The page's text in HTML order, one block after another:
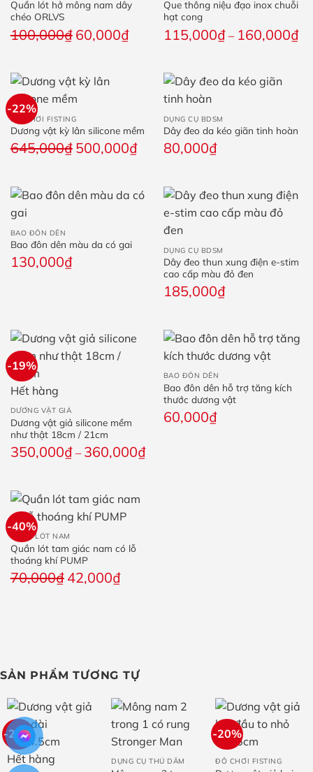
Quần lót hở mông nam dây
chéo ORLVS
100,000₫ Giá
100,000₫.
60,000₫Giá
60,000₫.
Que thông niệu đạo inox chuỗi
hạt cong
115,000₫ – 160,000₫
-22%
ĐỒ CHƠI FISTING
Dương vật kỳ lân silicone mềm
645,000₫ Giá
645,000₫.
500,000₫Giá
là:
500,000₫.
DỤNG CỤ BDSM
Dây đeo da kéo giãn tinh hoàn
80,000₫
BAO ĐÔN DÊN
Bao đôn dên màu da có gai
130,000₫
DỤNG CỤ BDSM
Dây đeo thun xung điện e-stim
cao cấp màu đỏ đen
185,000₫
-19%
Hết hàng
DƯƠNG VẬT GIẢ
Dương vật giả silicone mềm
như thật 18cm / 21cm
350,000₫ – 360,000₫Khoảng
BAO ĐÔN DÊN
Bao đôn dên hỗ trợ tăng kích
thước dương vật
60,000₫
-40%
QUẦN LÓT NAM
Quần lót tam giác nam có lỗ
thoáng khí PUMP
70,000₫ Giá
42,000₫Giá
SẢN PHẨM TƯƠNG TỰ
-21%
Hết hàng
DỤNG CỤ THỦ DÂM
-20%
ĐỒ CHƠI FISTING